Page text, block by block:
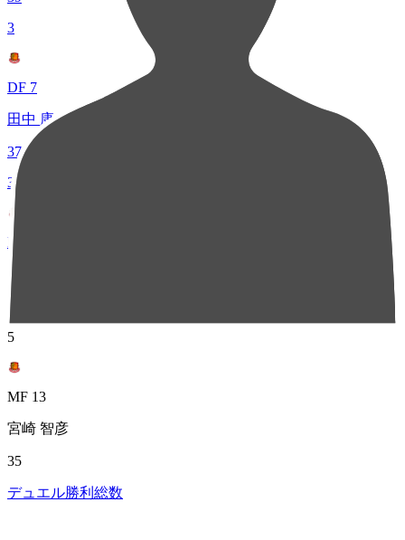
3
DF 7
田中 康介
37
3
MF 41
上畑 佑平士
37
5
MF 13
宮崎 智彦
35
デュエル勝利総数